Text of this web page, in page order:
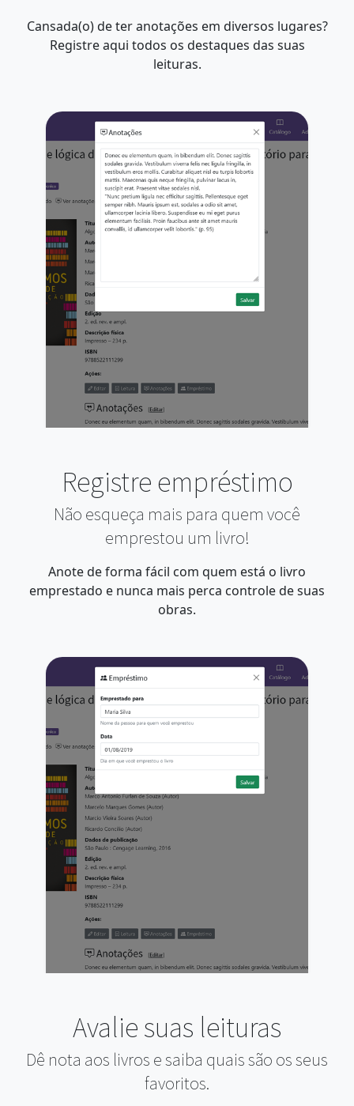
Cansada(o) de ter anotações em diversos lugares?
Registre aqui todos os destaques das suas
leituras.
Registre empréstimo
Não esqueça mais para quem você
emprestou um livro!
Anote de forma fácil com quem está o livro
emprestado e nunca mais perca controle de suas
obras.
Avalie suas leituras
Dê nota aos livros e saiba quais são os seus
favoritos.